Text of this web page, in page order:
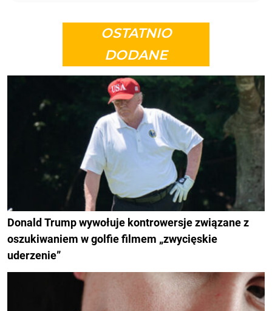
OSTATNIO
DODANE
Donald Trump wywołuje kontrowersje związane z
oszukiwaniem w golfie filmem „zwycięskie
uderzenie”